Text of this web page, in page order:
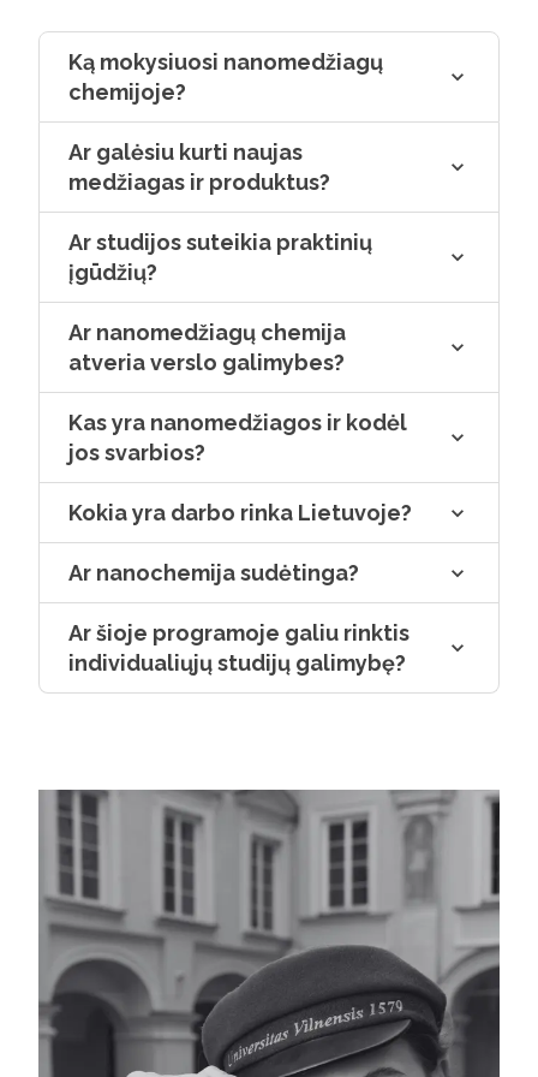
formuojantį nano pasaulį.
Ką mokysiuosi nanomedžiagų
chemijoje?
Ar galėsiu kurti naujas
medžiagas ir produktus?
Ar studijos suteikia praktinių
įgūdžių?
Ar nanomedžiagų chemija
atveria verslo galimybes?
Kas yra nanomedžiagos ir kodėl
jos svarbios?
Kokia yra darbo rinka Lietuvoje?
Ar nanochemija sudėtinga?
Ar šioje programoje galiu rinktis
individualiųjų studijų galimybę?